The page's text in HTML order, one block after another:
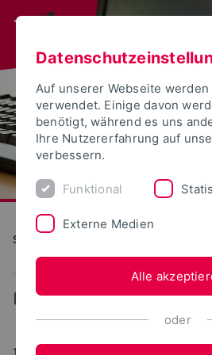
S(kim) - Service Kommunikation
... Lehre und Lernen
18.10.2017
Auf unserer Webseite werden
verwendet. Einige davon
benötigt, während es uns
Ihre Nutzererfahrung auf
verbessern.
Funktional
Externe Medien
Alle
oder